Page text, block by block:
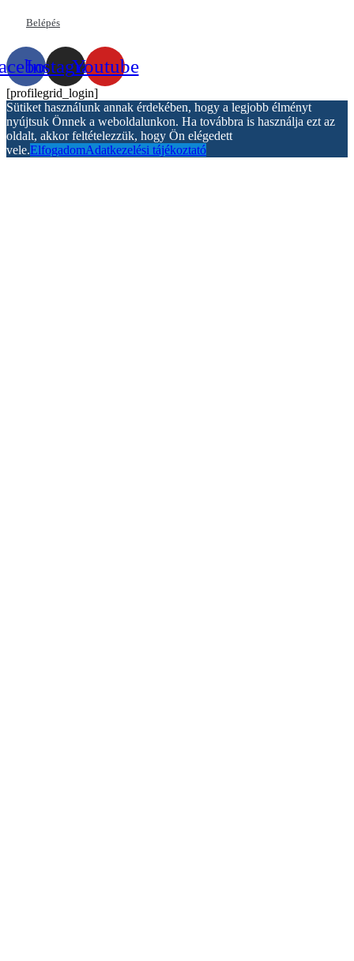
Belépés
InstagramYoutube
[profilegrid_login]
Sütiket használunk annak érdekében, hogy a legjobb élményt
nyújtsuk Önnek a weboldalunkon. Ha továbbra is használja ezt az
oldalt, akkor feltételezzük, hogy Ön elégedett
vele.ElfogadomAdatkezelési tájékoztató